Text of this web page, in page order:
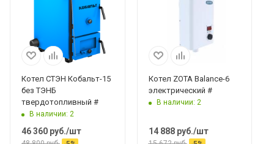
Котел СТЭН Кобальт-15
без ТЭНБ
твердотопливный #
В наличии: 2
46 360 руб./шт
Котел ZOTA Balance-6
электрический #
В наличии: 2
14 888руб./шт